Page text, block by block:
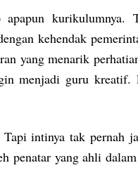
kehendak
yang menarik
menjadi guru kreatif.
intinya tak pernah
penatar yang ahli